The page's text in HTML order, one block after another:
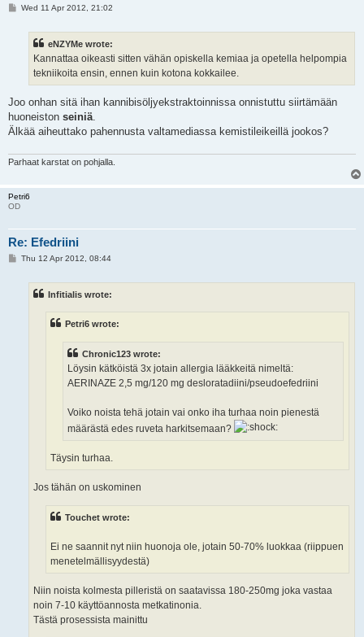
PWed 11 Apr 2012, 21:02
eNZYMe wrote:
Kannattaa oikeasti sitten vähän opiskella kemiaa ja opetella helpompia
tekniikoita ensin, ennen kuin kotona kokkailee.
Joo onhan sitä ihan kannibisöljyekstraktoinnissa onnistuttu siirtämään
huoneiston seiniä.
Älkää aiheuttako pahennusta valtamediassa kemistileikeillä jookos?
Parhaat karstat on pohjalla.
Petri6
OD
Re: Efedriini
PThu 12 Apr 2012, 08:44
Infitialis wrote:
Petri6 wrote:
Chronic123 wrote:
Löysin kätköistä 3x jotain allergia lääkkeitä nimeltä:
AERINAZE 2,5 mg/120 mg desloratadiini/pseudoefedriini
Voiko noista tehä jotain vai onko iha turhaa noin pienestä
määrästä edes ruveta harkitsemaan?
Täysin turhaa.
Jos tähän on uskominen
Touchet wrote:
Ei ne saannit nyt niin huonoja ole, jotain 50-70% luokkaa (riippuen
menetelmällisyydestä)
Niin noista kolmesta pilleristä on saatavissa 180-250mg joka vastaa
noin 7-10 käyttöannosta metkatinonia.
Tästä prosessista mainittu